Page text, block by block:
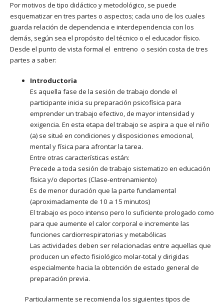
Por motivos de tipo didáctico y metodológico, se puede
esquematizar en tres partes o aspectos; cada uno de los cuales
guarda relación de dependencia e interdependencia con los
demás, según sea el propósito del técnico o el educador físico.
Desde el punto de vista formal el entreno o sesión costa de tres
partes a saber:
Introductoria
Es aquella fase de la sesión de trabajo donde el
participante inicia su preparación psicofísica para
emprender un trabajo efectivo, de mayor intensidad y
exigencia. En esta etapa del trabajo se aspira a que el niño
(a) se situé en condiciones y disposiciones emocional,
mental y física para afrontar la tarea.
Entre otras características están:
Precede a toda sesión de trabajo sistematizo en educación
física y/o deportes (Clase-entrenamiento)
Es de menor duración que la parte fundamental
(aproximadamente de 10 a 15 minutos)
El trabajo es poco intenso pero lo suficiente prologado como
para que aumente el calor corporal e incremente las
funciones cardiorrespiratorias y metabólicas
Las actividades deben ser relacionadas entre aquellas que
producen un efecto fisiológico molar-total y dirigidas
especialmente hacia la obtención de estado general de
preparación previa.
Particularmente se recomienda los siguientes tipos de